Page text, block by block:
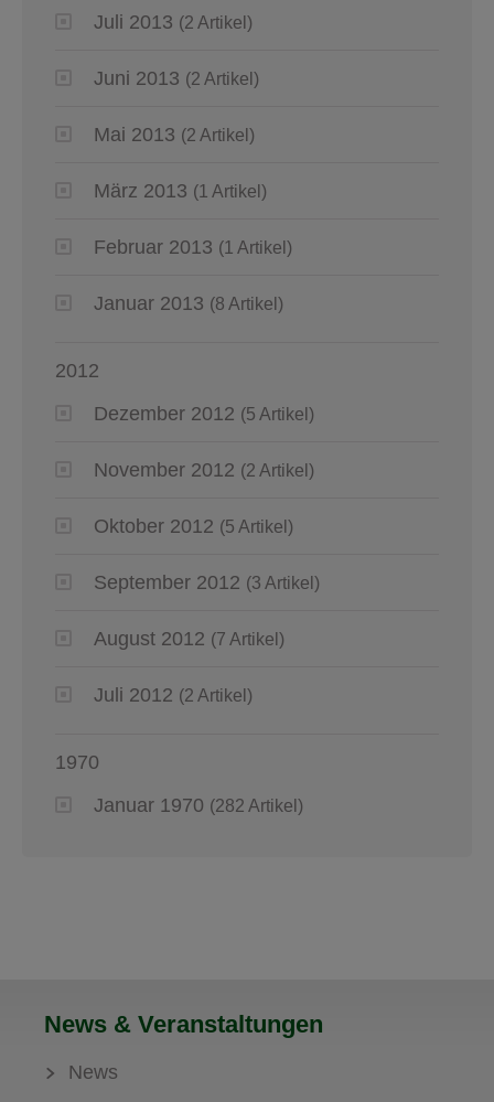
Juli 2013 (2 Artikel)
Juni 2013 (2 Artikel)
Mai 2013 (2 Artikel)
März 2013 (1 Artikel)
Februar 2013 (1 Artikel)
Januar 2013 (8 Artikel)
2012
Dezember 2012 (5 Artikel)
November 2012 (2 Artikel)
Oktober 2012 (5 Artikel)
September 2012 (3 Artikel)
August 2012 (7 Artikel)
Juli 2012 (2 Artikel)
1970
Januar 1970 (282 Artikel)
News & Veranstaltungen
News